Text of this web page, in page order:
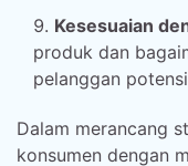
Kesesuaian
produk dan
pelanggan
Dalam merancang
konsumen dengan